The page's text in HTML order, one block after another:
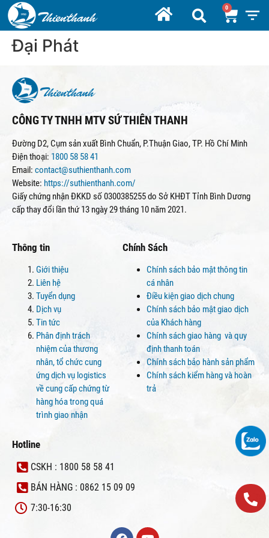
Đại Phát
CÔNG TY TNHH MTV SỨ THIÊN THANH
Đường D2, Cụm sản xuất Bình Chuẩn, P.Thuận Giao, TP. Hồ Chí Minh
Điện thoại: 1800 58 58 41
Email: contact@suthienthanh.com
Website: https://suthienthanh.com/
Giấy chứng nhận ĐKKD số 0300385255 do Sở KHĐT Tỉnh Bình Dương
cấp thay đổi lần thứ 13 ngày 29 tháng 10 năm 2021.
Thông tin
Giới thiệu
Liên hệ
Tuyển dụng
Dịch vụ
Tin tức
Phân định trách
nhiệm của thương
nhân, tổ chức cung
ứng dịch vụ logistics
về cung cấp chứng từ
hàng hóa trong quá
trình giao nhận
Chính Sách
Chính sách bảo mật thông tin
cá nhân
Điều kiện giao dịch chung
Chính sách bảo mật giao dịch
của Khách hàng
Chính sách giao hàng và quy
định thanh toán
Chính sách bảo hành sản phẩm
Chính sách kiểm hàng và hoàn
trả
Hotline
CSKH : 1800 58 58 41
BÁN HÀNG : 0862 15 09 09
7:30-16:30